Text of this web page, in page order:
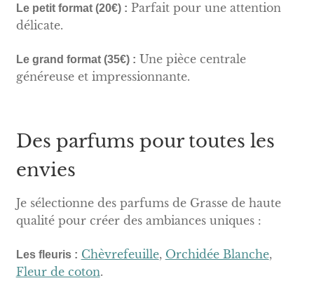
Le petit format (20€) : Parfait pour une attention
délicate.
Le grand format (35€) : Une pièce centrale
généreuse et impressionnante.
Des parfums pour toutes les
envies
Je sélectionne des parfums de Grasse de haute
qualité pour créer des ambiances uniques :
Les fleuris : Chèvrefeuille, Orchidée Blanche,
Fleur de coton.